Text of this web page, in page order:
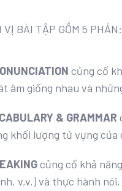
VỊ BÀI TẬP GỒM 5 PHẢN:
củng cố
âm giống nhau và
& GRAMMAR
khối lượng tử vựng của
củng cố khả
v,v.) và thực hành